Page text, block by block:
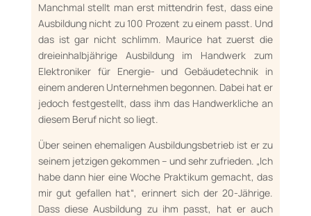
Manchmal stellt man erst mittendrin fest, dass eine
Ausbildung nicht zu 100 Prozent zu einem passt. Und
das ist gar nicht schlimm. Maurice hat zuerst die
dreieinhalbjährige Ausbildung im Hand­werk zum
Elektroniker für Energie- und Gebäudetechnik in
einem anderen Unterneh­men begonnen. Dabei hat er
jedoch festgestellt, dass ihm das Handwerkliche an
diesem Beruf nicht so liegt.
Über seinen ehemaligen Ausbil­dungsbetrieb ist er zu
seinem jetzigen ge­kom­men – und sehr zufrieden. „Ich
habe dann hier eine Woche Praktikum gemacht, das
mir gut ge­fallen hat“, erinnert sich der 20-Jährige.
Dass die­se Ausbildung zu ihm passt, hat er auch